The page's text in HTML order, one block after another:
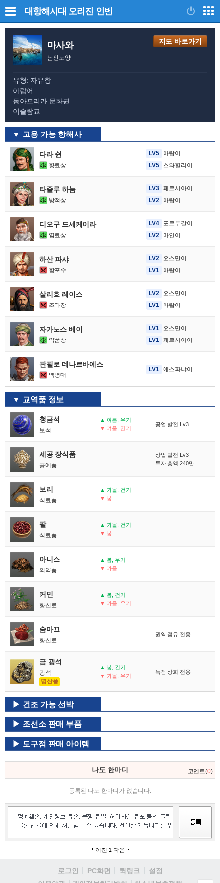
대항해시대 오리진 인벤
마사와
남인도양
지도 바로가기
유형: 자유항
아랍어
동아프리카 문화권
이슬람교
고용 가능 항해사
다라 쉰
향료상
LV5
아랍어
LV5
스와힐리어
타즐루 하눔
방적상
LV3 페르시아어
LV2
아랍어
디오구 드세케이라
염료상
LV4
포르투갈어
LV2
마인어
하산 파샤
함포수
LV2
오스만어
LV1
아랍어
살리흐 레이스
조타장
LV2
오스만어
LV1
아랍어
자가노스 베이
약품상
LV1
오스만어
LV1
페르시아어
판필로 데나르바에스
백병대
LV1 에스파냐어
교역품 정보
청금석
보석
▲ 여름, 우기
▼ 겨울, 건기
공업 발전 Lv3
세공 장식품
공예품
상업 발전 Lv3
투자 총액 240만
보리
식료품
▲ 가을, 건기
▼ 봄
팥
식료품
▲ 가을, 건기
▼ 봄
아니스
의약품
▲ 봄, 우기
▼ 가을
커민
향신료
▲ 봄, 건기
▼ 가을, 우기
숨마끄
향신료
권역 점유 전용
금 광석
광석
명산품
▲ 봄, 건기
▼ 가을, 우기
독점 상회 전용
건조 가능 선박
도구점 판매 아이템
조선소 판매 부품
나도 한마디 코멘트(0)
등록된 나도 한마디가 없습니다.
이전 1 다음
로그인 PC화면 퀵링크
설정